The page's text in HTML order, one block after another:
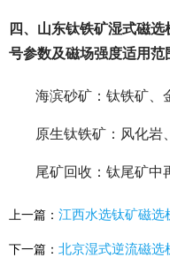
四、山东钛铁矿湿式磁
号参数及磁场强度适用范
海滨砂矿：钛铁矿、
原生钛铁矿：风化岩
尾矿回收：钛尾矿中
上一篇： 江西水选钛矿磁选
下一篇： 北京湿式逆流磁选